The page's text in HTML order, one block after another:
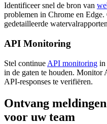
Identificeer snel de bron van
problemen in Chrome en
gedetailleerde
API Monitoring
Stel continue API monitoring in
in de gaten te houden. Monitor
API-responses te verifiëren.
Ontvang
voor uw team